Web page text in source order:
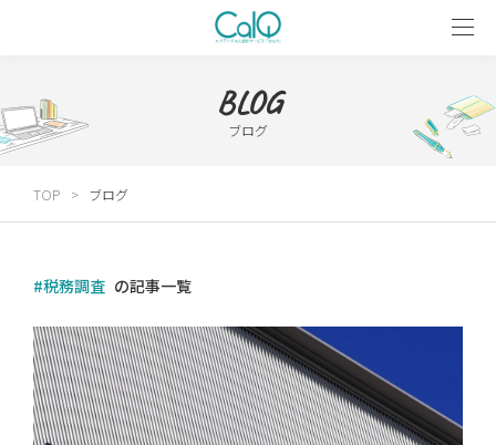
BLOG
ブログ
TOP ブログ
#税務調査 の記事一覧